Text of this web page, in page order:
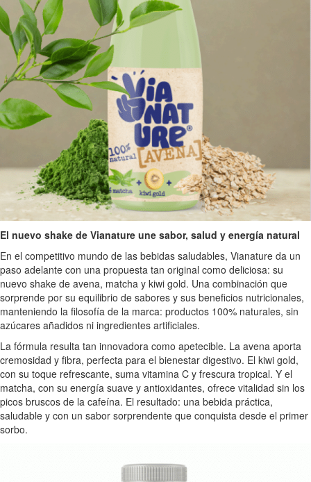
El nuevo shake de Vianature une sabor, salud y energía natural
En el competitivo mundo de las bebidas saludables, Vianature da un
paso adelante con una propuesta tan original como deliciosa: su
nuevo shake de avena, matcha y kiwi gold. Una combinación que
sorprende por su equilibrio de sabores y sus beneficios nutricionales,
manteniendo la filosofía de la marca: productos 100% naturales, sin
azúcares añadidos ni ingredientes artificiales.
La fórmula resulta tan innovadora como apetecible. La avena aporta
cremosidad y fibra, perfecta para el bienestar digestivo. El kiwi gold,
con su toque refrescante, suma vitamina C y frescura tropical. Y el
matcha, con su energía suave y antioxidantes, ofrece vitalidad sin los
picos bruscos de la cafeína. El resultado: una bebida práctica,
saludable y con un sabor sorprendente que conquista desde el primer
sorbo.